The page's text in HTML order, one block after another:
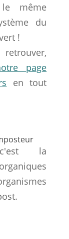
même
du
!
page
en tout
c'est la